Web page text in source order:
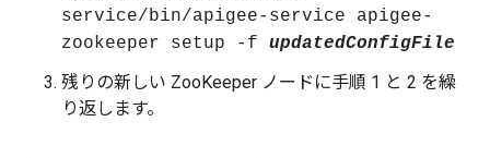
service/bin/apigee-service apigee-
zookeeper setup -f updatedConfigFile
残りの新しい ZooKeeper ノードに手順 1 と 2 を繰
り返します。